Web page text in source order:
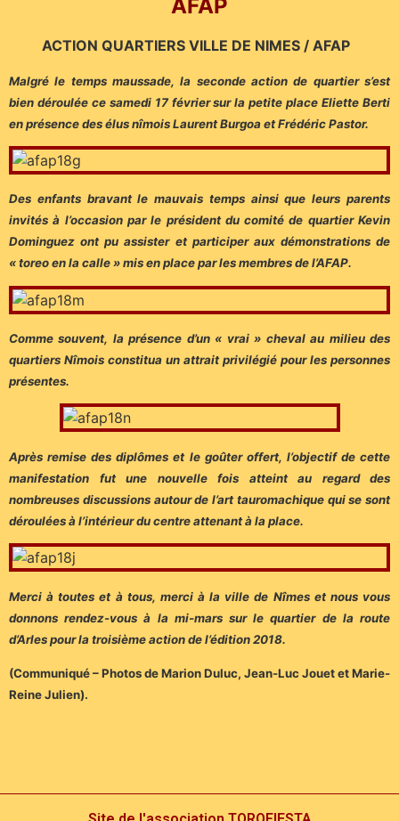
AFAP
ACTION QUARTIERS VILLE DE NIMES / AFAP
Malgré le temps maussade, la seconde action de quartier s’est
bien déroulée ce samedi 17 février sur la petite place Eliette Berti
en présence des élus nîmois Laurent Burgoa et Frédéric Pastor.
Des enfants bravant le mauvais temps ainsi que leurs parents
invités à l’occasion par le président du comité de quartier Kevin
Dominguez ont pu assister et participer aux démonstrations de
« toreo en la calle » mis en place par les membres de l’AFAP.
Comme souvent, la présence d’un « vrai » cheval au milieu des
quartiers Nîmois constitua un attrait privilégié pour les personnes
présentes.
Après remise des diplômes et le goûter offert, l’objectif de cette
manifestation fut une nouvelle fois atteint au regard des
nombreuses discussions autour de l’art tauromachique qui se sont
déroulées à l’intérieur du centre attenant à la place.
Merci à toutes et à tous, merci à la ville de Nîmes et nous vous
donnons rendez-vous à la mi-mars sur le quartier de la route
d’Arles pour la troisième action de l’édition 2018.
(Communiqué – Photos de Marion Duluc, Jean-Luc Jouet et Marie-
Reine Julien).